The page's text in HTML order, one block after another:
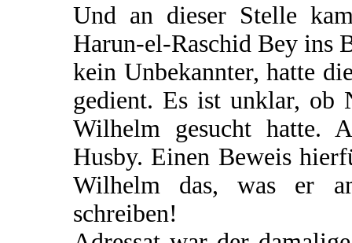
Und an dieser Stelle
Harun-el-Raschid Bey ins
kein Unbekannter, hatte
gedient. Es ist unklar, ob
Wilhelm gesucht hatte.
Husby. Einen Beweis
Wilhelm das, was er
schreiben!